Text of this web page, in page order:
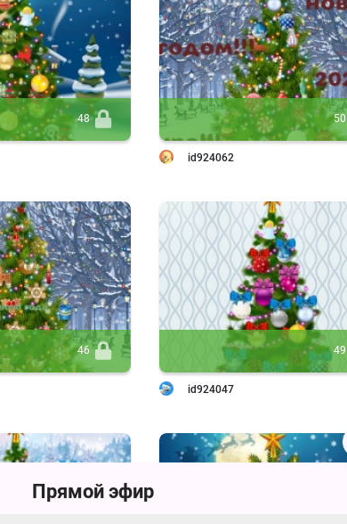
48 50
id924062
46 49
id924047
Прямой эфир